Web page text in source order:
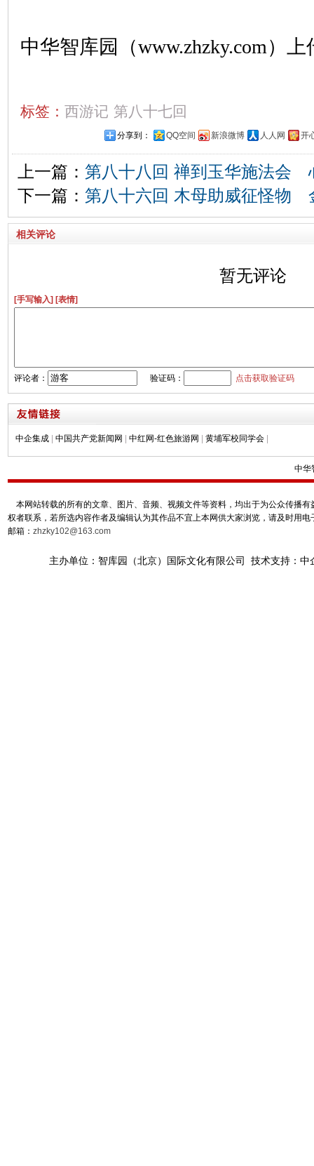
中华智库园（www.zhzky.com）上
标签： 西游记 第八十七回
分享到： QQ空间 新浪微博 人人网 开
上一篇： 第八十八回 禅到玉华施法会
下一篇： 第八十六回 木母助威征怪物
相关评论
暂无评论
[手写输入] [表情]
评论者： 验证码： 点击获取验证码
中企集成 | 中国共产党新闻网 | 中红网-红色旅游网 | 黄埔军校同学会 |
中华
本网站转载的所有的文章、图片、音频、视频文件等资料，均出于为公众传播
权者联系，若所选内容作者及编辑认为其作品不宜上本网供大家浏览，请及时用
邮箱： zhzky102@163.com
主办单位：智库园（北京）国际文化有限公司 技术支持：